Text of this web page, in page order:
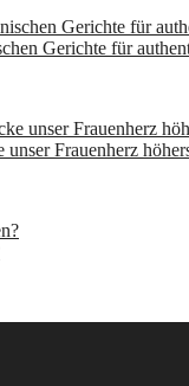
Gerichte für
Frauenherz